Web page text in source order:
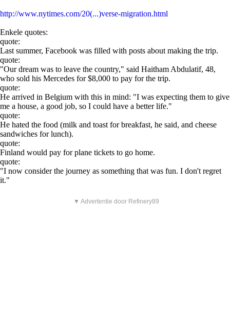
http://www.nytimes.com/20(...)verse-migration.html
Enkele quotes:
quote:
Last summer, Facebook was filled with posts about making the trip.
quote:
"Our dream was to leave the country," said Haitham Abdulatif, 48,
who sold his Mercedes for $8,000 to pay for the trip.
quote:
He arrived in Belgium with this in mind: "I was expecting them to give
me a house, a good job, so I could have a better life."
quote:
He hated the food (milk and toast for breakfast, he said, and cheese
sandwiches for lunch).
quote:
Finland would pay for plane tickets to go home.
quote:
"I now consider the journey as something that was fun. I don't regret
it."
▼ Advertentie door Refinery89